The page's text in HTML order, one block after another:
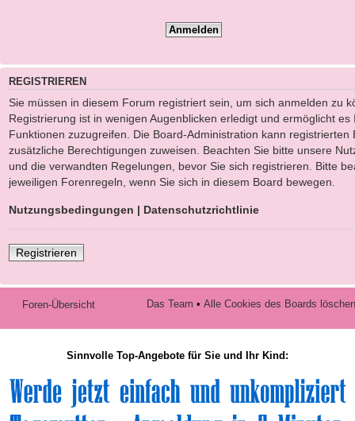
REGISTRIEREN
Sie müssen in diesem Forum registriert sein, um sich anmelden zu
Registrierung ist in wenigen Augenblicken erledigt und ermöglicht
Funktionen zuzugreifen. Die Board-Administration kann registrierten
zusätzliche Berechtigungen zuweisen. Beachten Sie bitte unsere
und die verwandten Regelungen, bevor Sie sich registrieren. Bitte
jeweiligen Forenregeln, wenn Sie sich in diesem Board bewegen.
Nutzungsbedingungen | Datenschutzrichtlinie
Registrieren
Foren-Übersicht Das Team • Alle Cookies des Boards löschen
Sinnvolle Top-Angebote für Sie und Ihr Kind: